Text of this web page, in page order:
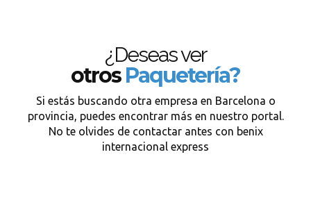
¿Deseas ver
otrosPaquetería?
Si estás buscando otra empresa en Barcelona o
provincia, puedes encontrar más en nuestro portal.
No te olvides de contactar antes con benix
internacional express